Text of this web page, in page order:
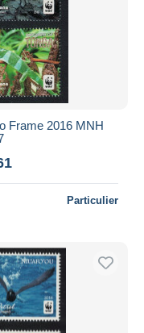
Frame 2016 MNH
Particulier